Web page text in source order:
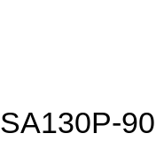
SA130P-90